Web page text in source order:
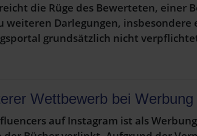
die Rüge des Bewerteten, einer
Darlegungen,
grundsätzlich nicht
Wettbewerb bei
auf Instagram ist als